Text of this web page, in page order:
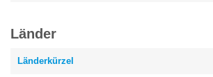
Länder
Länderkürzel